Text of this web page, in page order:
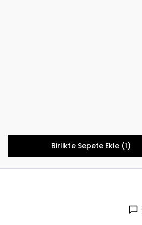
Birlikte Sepete Ekle (1)